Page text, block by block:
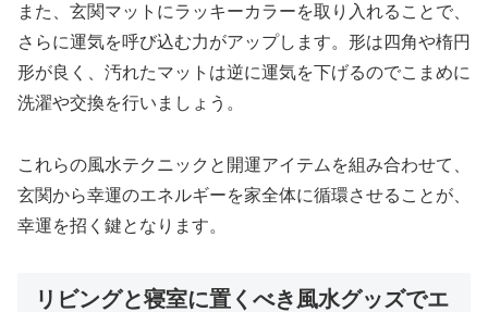
また、玄関マットにラッキーカラーを取り入れることで、
さらに運気を呼び込む力がアップします。形は四角や楕円
形が良く、汚れたマットは逆に運気を下げるのでこまめに
洗濯や交換を行いましょう。
これらの風水テクニックと開運アイテムを組み合わせて、
玄関から幸運のエネルギーを家全体に循環させることが、
幸運を招く鍵となります。
リビングと寝室に置くべき風水グッズでエ